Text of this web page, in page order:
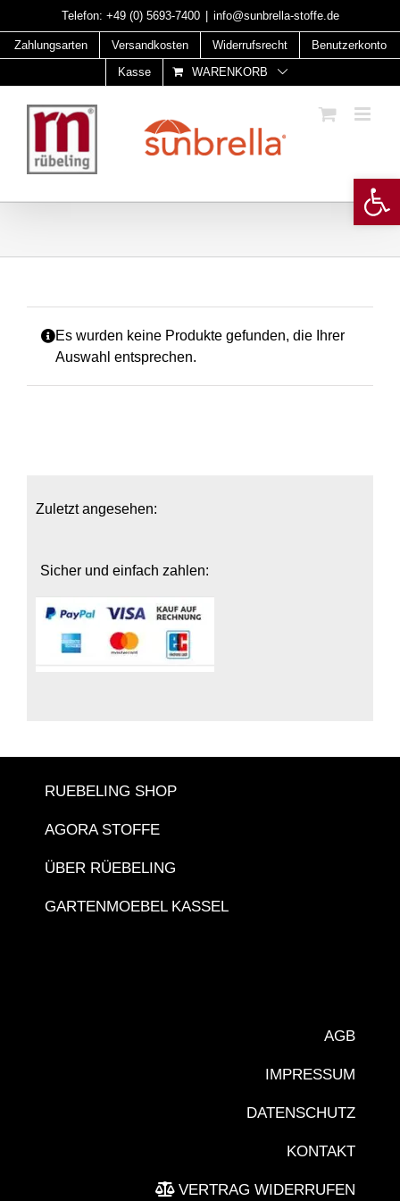
to
content
Telefon: +49 (0) 5693-7400 info@sunbrella-stoffe.de
Zahlungsarten Versandkosten Widerrufsrecht
Benutzerkonto
Kasse
WARENKORB
Es wurden keine Produkte gefunden, die Ihrer
Auswahl entsprechen.
Zuletzt angesehen:
Sicher und einfach zahlen:
RUEBELING SHOP
AGORA STOFFE
ÜBER RÜEBELING
GARTENMOEBEL KASSEL
AGB
IMPRESSUM
DATENSCHUTZ
KONTAKT
VERTRAG WIDERRUFEN